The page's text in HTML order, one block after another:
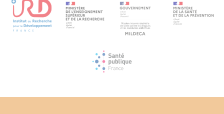
l’évaluation de l’impact de la crise sanitaire du début de
l’année 2020 sur les populations vulnérables, en particulier
les patients atteints de cancers. La compréhension de ce
phénomène permettra de mieux appréhender des
situations similaires potentiellement à venir.